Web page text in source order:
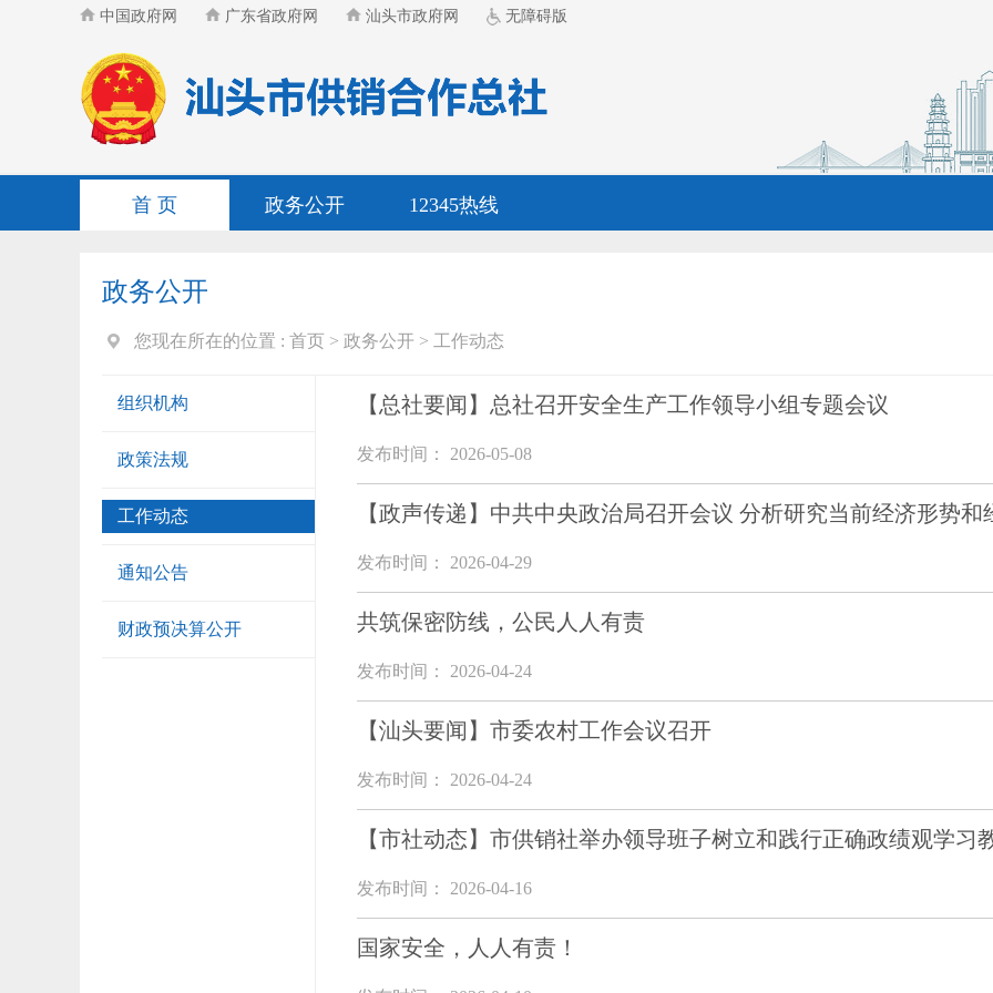
中国政府网 广东省政府网 汕头市政府网 无障碍版
首 页 政务公开 12345热线
政务公开
您现在所在的位置 : 首页 > 政务公开 > 工作动态
组织机构
政策法规
工作动态
通知公告
财政预决算公开
【总社要闻】总社召开安全生产工作领导小组专题会议
发布时间： 2026-05-08
【政声传递】中共中央政治局召开会议 分析研究当前经济形势
发布时间： 2026-04-29
共筑保密防线，公民人人有责
发布时间： 2026-04-24
【汕头要闻】市委农村工作会议召开
发布时间： 2026-04-24
【市社动态】市供销社举办领导班子树立和践行正确政绩观学
发布时间： 2026-04-16
国家安全，人人有责！